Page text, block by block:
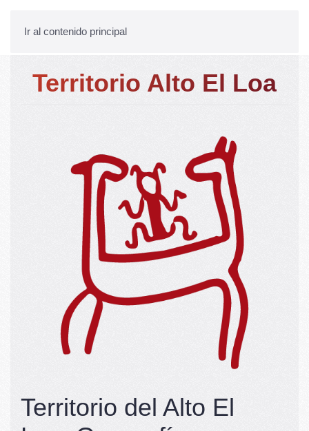
Ir al contenido principal
Territorio Alto El Loa
Territorio del Alto El